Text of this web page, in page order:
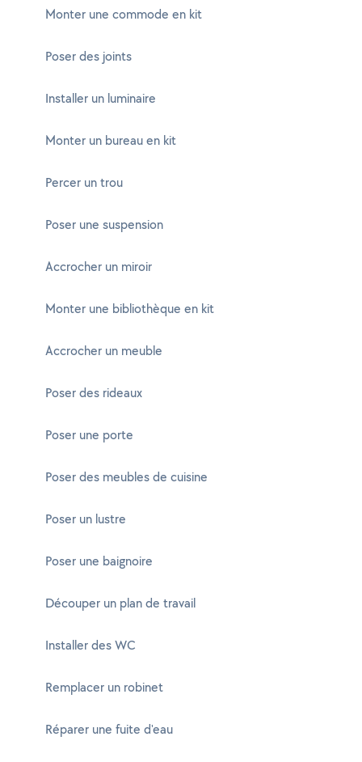
Monter une commode en kit
Poser des joints
Installer un luminaire
Monter un bureau en kit
Percer un trou
Poser une suspension
Accrocher un miroir
Monter une bibliothèque en kit
Accrocher un meuble
Poser des rideaux
Poser une porte
Poser des meubles de cuisine
Poser un lustre
Poser une baignoire
Découper un plan de travail
Installer des WC
Remplacer un robinet
Réparer une fuite d'eau